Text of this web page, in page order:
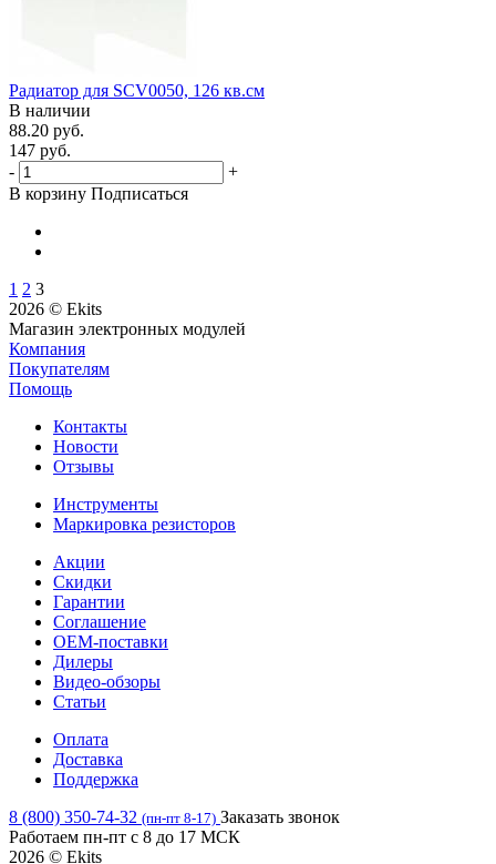
Радиатор для SCV0050, 126 кв.см
В наличии
88.20 руб.
147 руб.
-
+
В корзину Подписаться
1 2 3
2026 © Ekits
Магазин электронных модулей
Компания
Покупателям
Помощь
Контакты
Новости
Отзывы
Инструменты
Маркировка резисторов
Акции
Скидки
Гарантии
Соглашение
OEM-поставки
Дилеры
Видео-обзоры
Статьи
Оплата
Доставка
Поддержка
8 (800) 350-74-32 (пн-пт 8-17) Заказать звонок
Работаем пн-пт с 8 до 17 МСК
2026 © Ekits